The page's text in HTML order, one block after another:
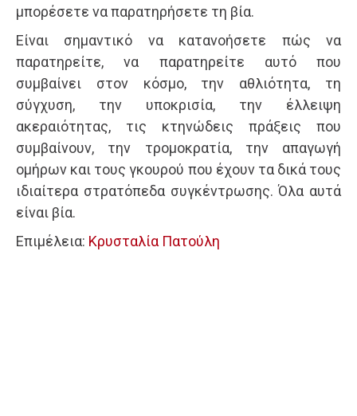
μπορέσετε να παρατηρήσετε τη βία.
Είναι σημαντικό να κατανοήσετε πώς να
παρατηρείτε, να παρατηρείτε αυτό που
συμβαίνει στον κόσμο, την αθλιότητα, τη
σύγχυση, την υποκρισία, την έλλειψη
ακεραιότητας, τις κτηνώδεις πράξεις που
συμβαίνουν, την τρομοκρατία, την απαγωγή
ομήρων και τους γκουρού που έχουν τα δικά τους
ιδιαίτερα στρατόπεδα συγκέντρωσης. Όλα αυτά
είναι βία.
Επιμέλεια: Κρυσταλία Πατούλη